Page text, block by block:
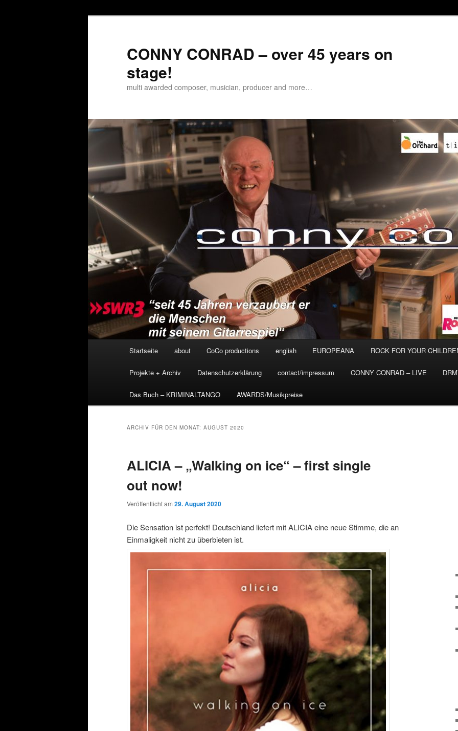
CONNY CONRAD – over 45 years on
stage!
multi awarded composer, musician, producer and more…
Startseite about CoCo productions english EUROPEANA ROCK FOR YOUR
Projekte + Archiv Datenschutzerklärung contact/impressum CONNY CONRAD – LIVE
Das Buch – KRIMINALTANGO AWARDS/Musikpreise
ARCHIV FÜR DEN MONAT: AUGUST 2020
ALICIA – „Walking on ice“ – first single
out now!
Veröffentlicht am 29. August 2020
Die Sensation ist perfekt! Deutschland liefert mit ALICIA eine neue Stimme, die an
Einmaligkeit nicht zu überbieten ist.